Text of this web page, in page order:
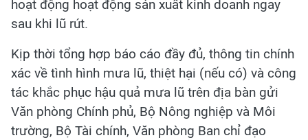
hoạt động hoạt động sản xuất kinh doanh ngay
sau khi lũ rút.
Kịp thời tổng hợp báo cáo đầy đủ, thông tin chính
xác về tình hình mưa lũ, thiệt hại (nếu có) và công
tác khắc phục hậu quả mưa lũ trên địa bàn gửi
Văn phòng Chính phủ, Bộ Nông nghiệp và Môi
trường, Bộ Tài chính, Văn phòng Ban chỉ đạo